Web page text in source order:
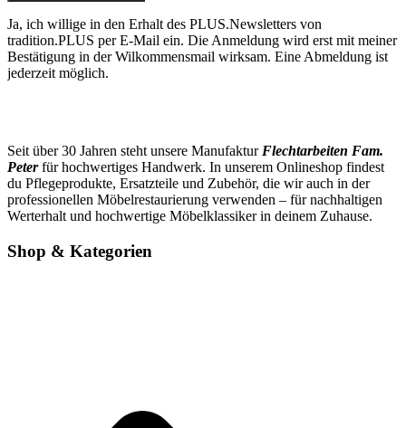
Ja, ich willige in den Erhalt des PLUS.Newsletters von
tradition.PLUS per E-Mail ein. Die Anmeldung wird erst mit meiner
Bestätigung in der Wilkommensmail wirksam. Eine Abmeldung ist
jederzeit möglich.
Seit über 30 Jahren steht unsere Manufaktur Flechtarbeiten Fam.
Peterfür hochwertiges Handwerk. In unserem Onlineshop findest
du Pflegeprodukte, Ersatzteile und Zubehör, die wir auch in der
professionellen Möbelrestaurierung verwenden – für nachhaltigen
Werterhalt und hochwertige Möbelklassiker in deinem Zuhause.
Shop & Kategorien